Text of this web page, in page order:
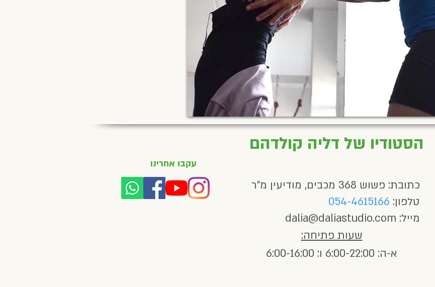
הסטודיו של דליה קולדהם
עקבו אחרינו
כתובת: פשוש 368 מכבים, מודיעין מ"ר
טלפון: 054-4615166
מייל: dalia@daliastudio.com
שעות פתיחה:
א-ה: 6:00-22:00 ו: 6:00-16:00